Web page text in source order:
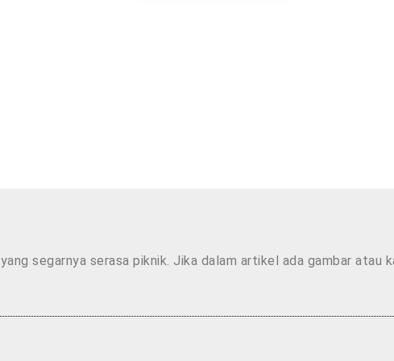
yang segarnya serasa piknik. Jika dalam artikel ada gambar atau